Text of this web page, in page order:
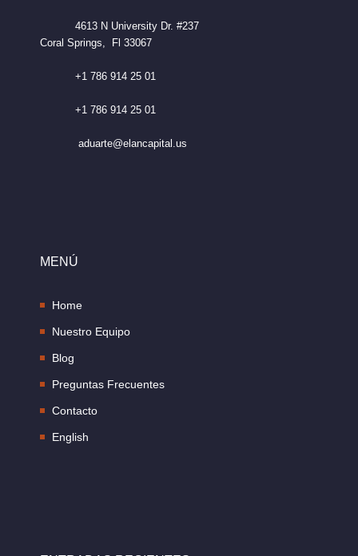
4613 N University Dr. #237
Coral Springs, Fl 33067
+1 786 914 25 01
+1 786 914 25 01
aduarte@elancapital.us
MENÚ
Home
Nuestro Equipo
Blog
Preguntas Frecuentes
Contacto
English